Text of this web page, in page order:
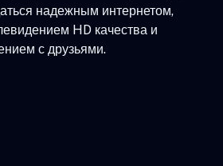
надежным интернетом,
HD качества и
с друзьями.